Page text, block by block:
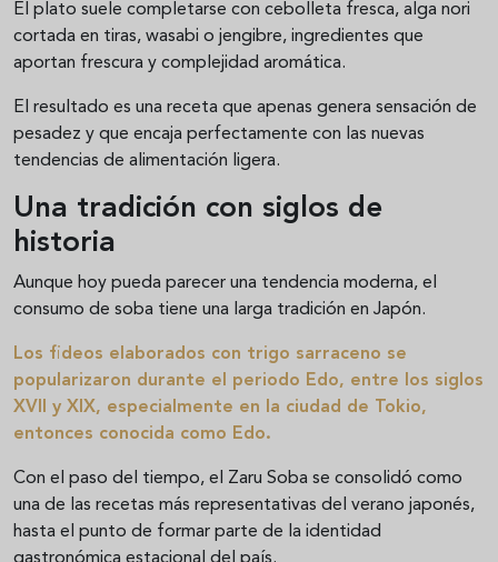
El plato suele completarse con cebolleta fresca, alga nori
cortada en tiras, wasabi o jengibre, ingredientes que
aportan frescura y complejidad aromática.
El resultado es una receta que apenas genera sensación de
pesadez y que encaja perfectamente con las nuevas
tendencias de alimentación ligera.
Una tradición con siglos de
historia
Aunque hoy pueda parecer una tendencia moderna, el
consumo de soba tiene una larga tradición en Japón.
Los fideos elaborados con trigo sarraceno se
popularizaron durante el periodo Edo, entre los siglos
XVII y XIX, especialmente en la ciudad de Tokio,
entonces conocida como Edo.
Con el paso del tiempo, el Zaru Soba se consolidó como
una de las recetas más representativas del verano japonés,
hasta el punto de formar parte de la identidad